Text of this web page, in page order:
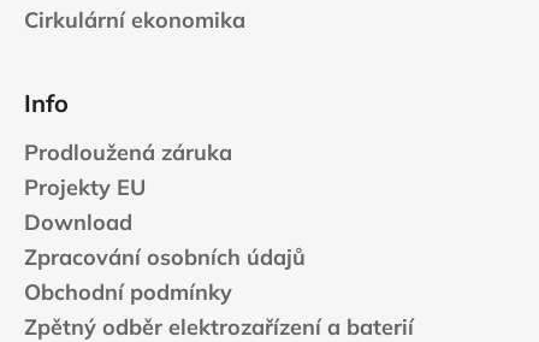
Cirkulární ekonomika
Info
Prodloužená záruka
Projekty EU
Download
Zpracování osobních údajů
Obchodní podmínky
Zpětný odběr elektrozařízení a baterií